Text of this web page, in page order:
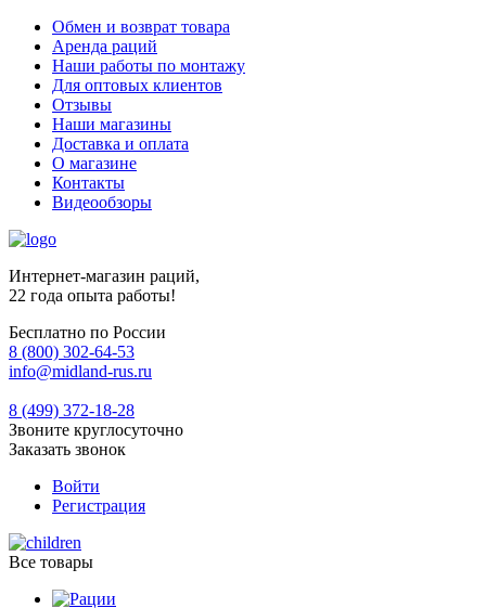
Обмен и возврат товара
Аренда раций
Наши работы по монтажу
Для оптовых клиентов
Отзывы
Наши магазины
Доставка и оплата
О магазине
Контакты
Видеообзоры
Интернет-магазин раций,
22 года опыта работы!
Бесплатно по России
8 (800) 302-64-53
info@midland-rus.ru
8 (499) 372-18-28
Звоните круглосуточно
Заказать звонок
Войти
Регистрация
Все товары